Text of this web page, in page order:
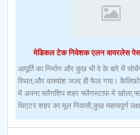
एरिजोना
और
क्या
करना
है
मेडिकल टेक निवेशक एलन वायरलेस
आपूर्ति का निर्माण और कुछ भी वे के बारे में
स्थित,और वाक्यांश जल्द ही फैल गया।
में अपना फ्लैगशिप शहर फ्लैगस्टाफ में
थिएटर शहर का मूल निवासी,कुछ महत्वपूर्ण